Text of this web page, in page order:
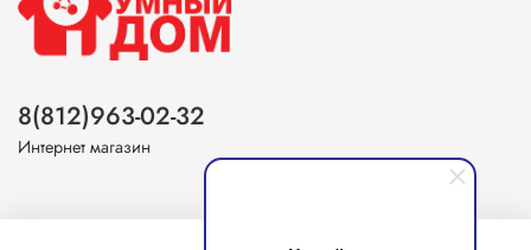
8(812)963-02-32
Интернет магазин